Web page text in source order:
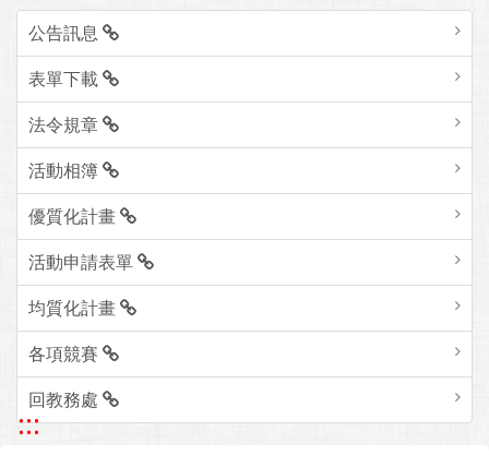
公告訊息
表單下載
法令規章
活動相簿
優質化計畫
活動申請表單
均質化計畫
各項競賽
回教務處
:::